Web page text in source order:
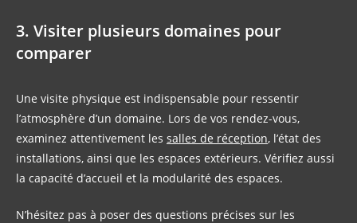
3. Visiter plusieurs domaines pour
comparer
Une visite physique est indispensable pour ressentir
l’atmosphère d’un domaine. Lors de vos rendez-vous,
examinez attentivement les salles de réception, l’état des
installations, ainsi que les espaces extérieurs. Vérifiez aussi
la capacité d’accueil et la modularité des espaces.
N’hésitez pas à poser des questions précises sur les